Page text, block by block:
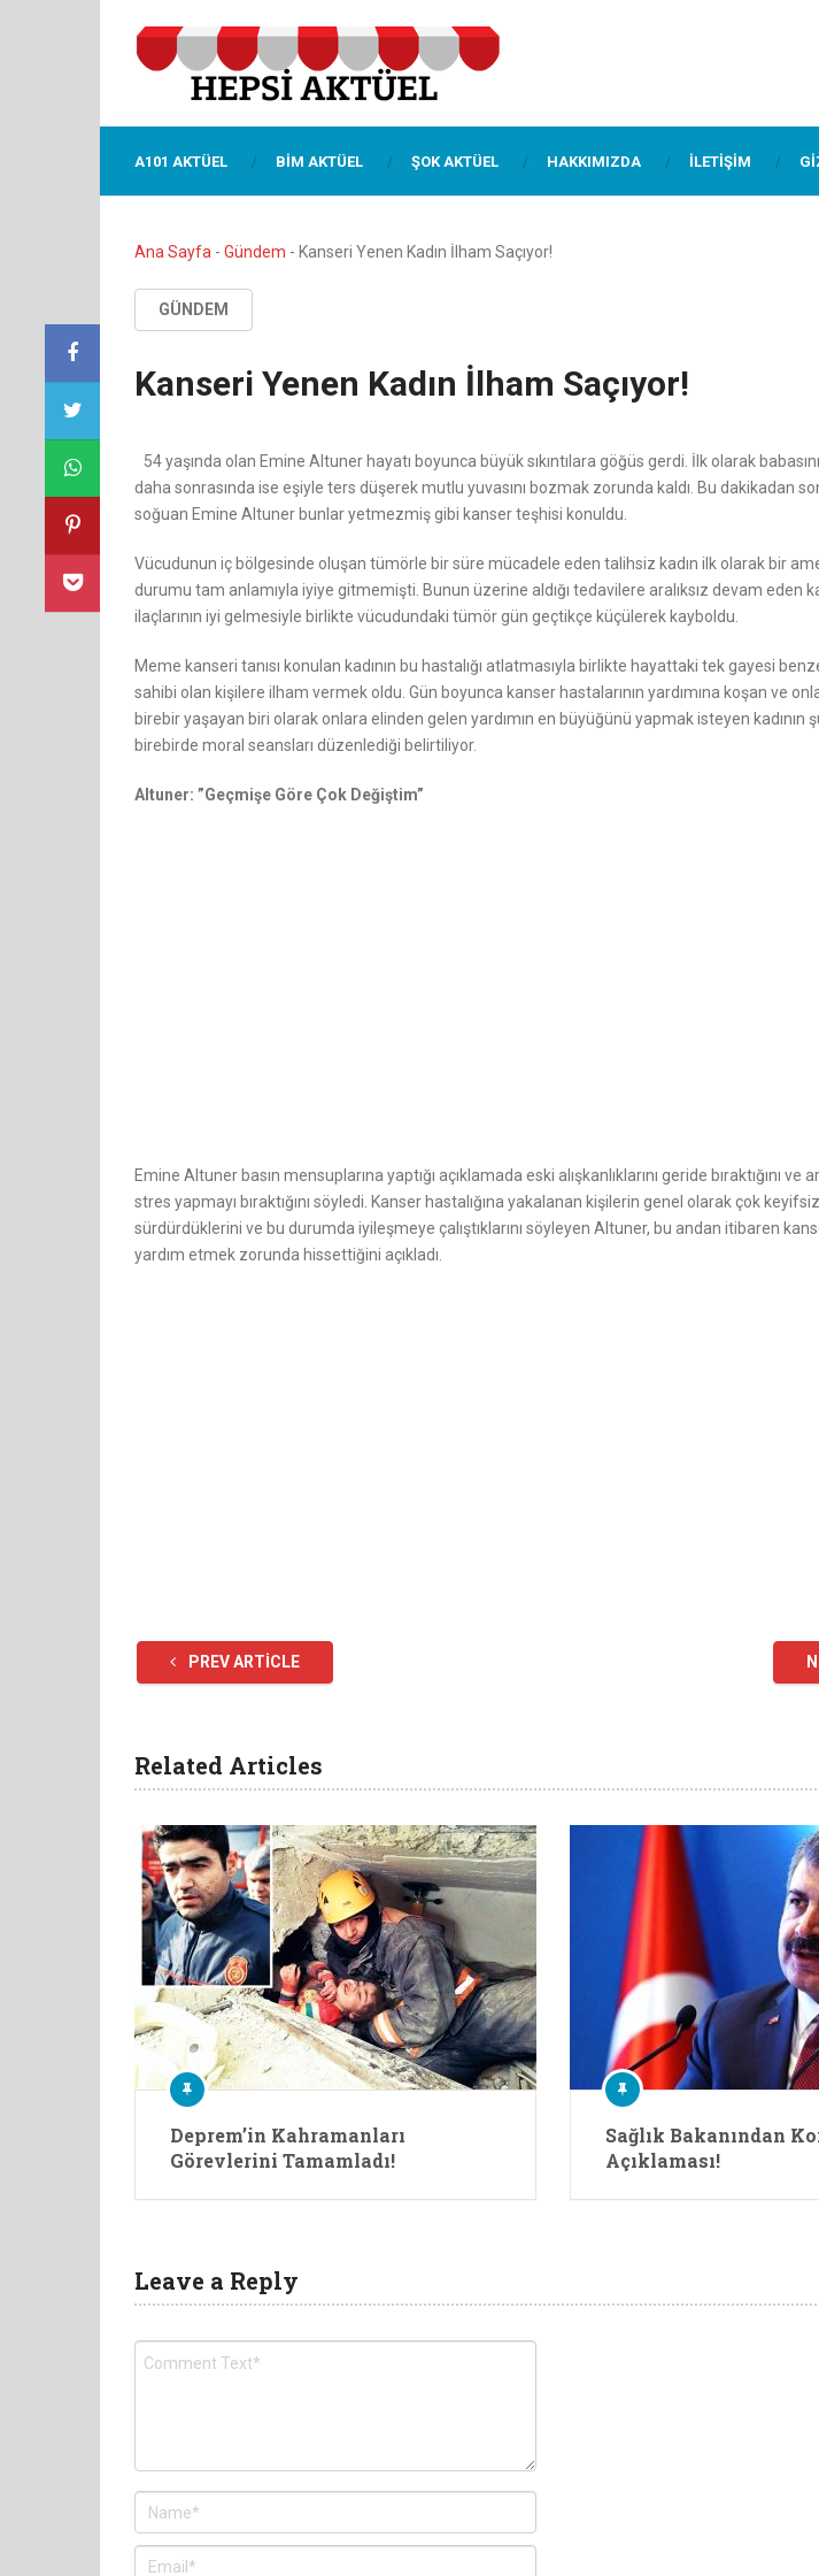
A101 AKTÜEL BIM AKTÜEL ŞOK AKTÜEL HAKKIMIZDA İLETIŞIM
Ana Sayfa - Gündem - Kanseri Yenen Kadın İlham Saçıyor!
GÜNDEM
Kanseri Yenen Kadın İlham Saçıyor!
54 yaşında olan Emine Altuner hayatı boyunca büyük sıkıntılara göğüs gerdi. İlk olarak
daha sonrasında ise eşiyle ters düşerek mutlu yuvasını bozmak zorunda kaldı. Bu dakikadan
soğuan Emine Altuner bunlar yetmezmiş gibi kanser teşhisi konuldu.
Vücudunun iç bölgesinde oluşan tümörle bir süre mücadele eden talihsiz kadın ilk olarak bir
durumu tam anlamıyla iyiye gitmemişti. Bunun üzerine aldığı tedavilere aralıksız devam eden
ilaçlarının iyi gelmesiyle birlikte vücudundaki tümör gün geçtikçe küçülerek kayboldu.
Meme kanseri tanısı konulan kadının bu hastalığı atlatmasıyla birlikte hayattaki tek gayesi
sahibi olan kişilere ilham vermek oldu. Gün boyunca kanser hastalarının yardımına koşan ve
birebir yaşayan biri olarak onlara elinden gelen yardımın en büyüğünü yapmak isteyen kadının
birebirde moral seansları düzenlediği belirtiliyor.
Altuner: ”Geçmişe Göre Çok Değiştim”
Emine Altuner basın mensuplarına yaptığı açıklamada eski alışkanlıklarını geride bıraktığını ve
stres yapmayı bıraktığını söyledi. Kanser hastalığına yakalanan kişilerin genel olarak çok
sürdürdüklerini ve bu durumda iyileşmeye çalıştıklarını söyleyen Altuner, bu andan itibaren
yardım etmek zorunda hissettiğini açıkladı.
PREV ARTICLE
Related Articles
Deprem’in Kahramanları
Görevlerini Tamamladı!
Sağlık Bakanından
Açıklaması!
Leave a Reply